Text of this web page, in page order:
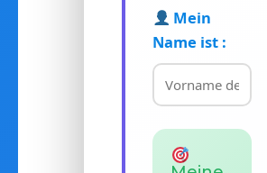
Mein
Name ist :